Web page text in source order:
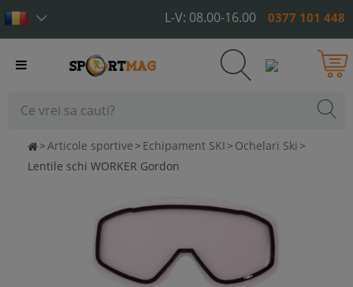
L-V: 08.00-16.00 0377 101 448
Toggle
>Articole sportive > Echipament SKI > Ochelari Ski >
Lentile schi WORKER Gordon